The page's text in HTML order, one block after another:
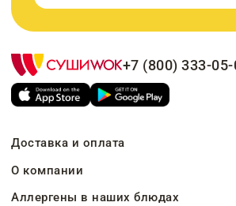
+7 (800) 333-
Доставка и оплата
О компании
Аллергены в наших блюдах